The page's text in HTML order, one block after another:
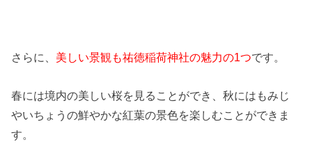
さらに、 美しい景観も祐徳稲荷神社の魅力の1つです。
春には境内の美しい桜を見ることができ、秋にはもみじ
やいちょうの鮮やかな紅葉の景色を楽しむことができま
す。